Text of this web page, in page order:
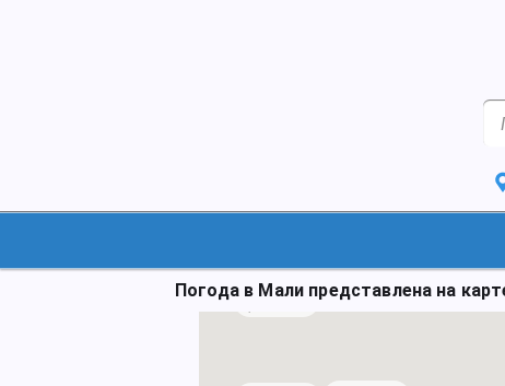
Погода в Мали представлена на